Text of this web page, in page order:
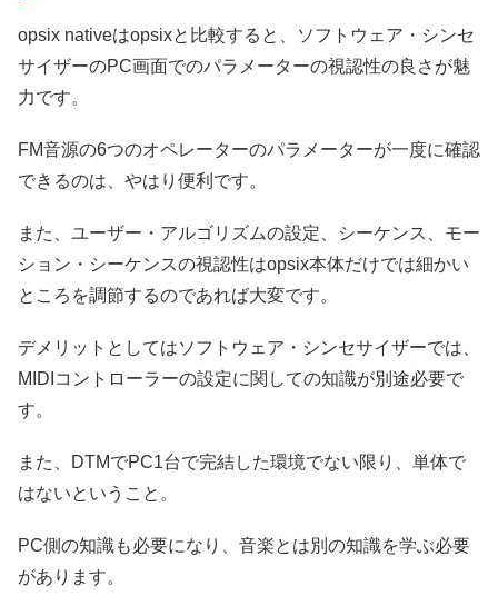
opsix nativeはopsixと比較すると、ソフトウェア・シンセ
サイザーのPC画面でのパラメーターの視認性の良さが魅
力です。
FM音源の6つのオペレーターのパラメーターが一度に確認
できるのは、やはり便利です。
また、ユーザー・アルゴリズムの設定、シーケンス、モー
ション・シーケンスの視認性はopsix本体だけでは細かい
ところを調節するのであれば大変です。
デメリットとしてはソフトウェア・シンセサイザーでは、
MIDIコントローラーの設定に関しての知識が別途必要で
す。
また、DTMでPC1台で完結した環境でない限り、単体で
はないということ。
PC側の知識も必要になり、音楽とは別の知識を学ぶ必要
があります。